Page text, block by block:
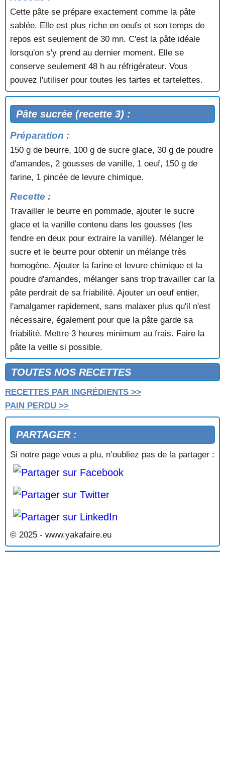
Cette pâte se prépare exactement comme la pâte
sablée. Elle est plus riche en oeufs et son temps de
repos est seulement de 30 mn. C'est la pâte idéale
lorsqu'on s'y prend au dernier moment. Elle se
conserve seulement 48 h au réfrigérateur. Vous
pouvez l'utiliser pour toutes les tartes et tartelettes.
Pâte sucrée (recette 3) :
Préparation :
150 g de beurre, 100 g de sucre glace, 30 g de poudre
d'amandes, 2 gousses de vanille, 1 oeuf, 150 g de
farine, 1 pincée de levure chimique.
Recette :
Travailler le beurre en pommade, ajouter le sucre
glace et la vanille contenu dans les gousses (les
fendre en deux pour extraire la vanille). Mélanger le
sucre et le beurre pour obtenir un mélange très
homogène. Ajouter la farine et levure chimique et la
poudre d'amandes, mélanger sans trop travailler car la
pâte perdrait de sa friabilité. Ajouter un oeuf entier,
l'amalgamer rapidement, sans malaxer plus qu'il n'est
nécessaire, également pour que la pâte garde sa
friabilité. Mettre 3 heures minimum au frais. Faire la
pâte la veille si possible.
TOUTES NOS RECETTES
RECETTES PAR INGRÉDIENTS >>
PAIN PERDU >>
PARTAGER :
Si notre page vous a plu, n’oubliez pas de la partager :
© 2025 - www.yakafaire.eu